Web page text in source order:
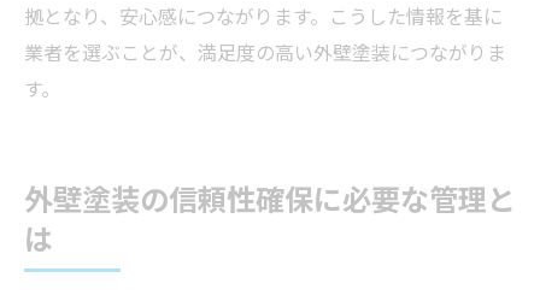
拠となり、安心感につながります。こうした情報を基に
業者を選ぶことが、満足度の高い外壁塗装につながりま
す。
外壁塗装の信頼性確保に必要な管理と
は